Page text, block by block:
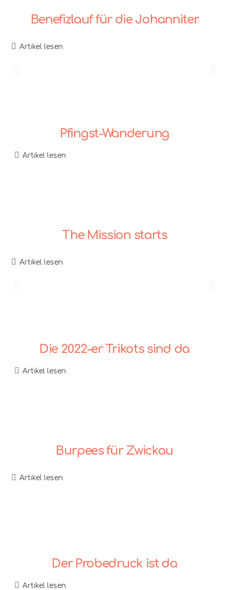
Benefizlauf für die Johanniter
Artikel lesen
Pfingst-Wanderung
Artikel lesen
The Mission starts
Artikel lesen
Die 2022-er Trikots sind da
Artikel lesen
Burpees für Zwickau
Artikel lesen
Der Probedruck ist da
Artikel lesen